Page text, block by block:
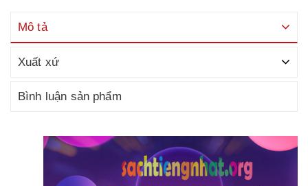
Mô tả
Xuất xứ
Bình luận sản phẩm